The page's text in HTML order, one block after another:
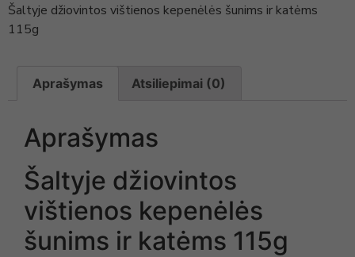
Šaltyje džiovintos vištienos kepenėlės šunims ir katėms
115g
Aprašymas Atsiliepimai (0)
Aprašymas
Šaltyje džiovintos
vištienos kepenėlės
šunims ir katėms 115g